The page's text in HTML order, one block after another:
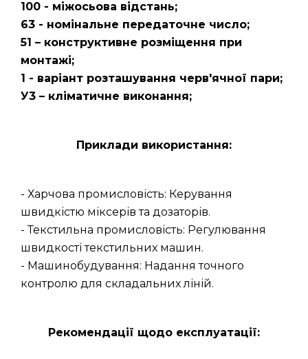
100 - міжосьова відстань;
63 - номінальне передаточне число;
51 – конструктивне розміщення при
монтажі;
1 - варіант розташування черв'ячної пари;
У3 – кліматичне виконання;
Приклади використання:
- Харчова промисловість: Керування
швидкістю міксерів та дозаторів.
- Текстильна промисловість: Регулювання
швидкості текстильних машин.
- Машинобудування: Надання точного
контролю для складальних ліній.
Рекомендації щодо експлуатації: